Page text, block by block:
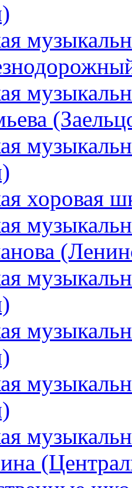
хоровая